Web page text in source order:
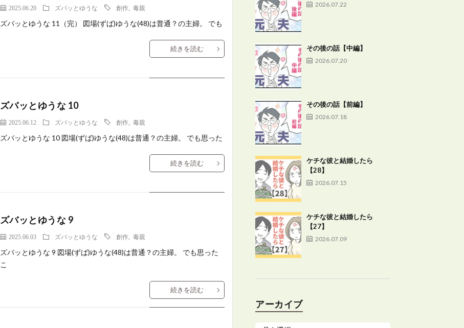
2025.06.20 ズバッとゆうな 創作, 毒親
ズバッとゆうな 11（完） 図場(ずば)ゆうな(48)は普通？の主婦。 でも
続きを読む
ズバッとゆうな 10
2025.06.12 ズバッとゆうな 創作, 毒親
ズバッとゆうな 10 図場(ずば)ゆうな(48)は普通？の主婦。 でも思った
続きを読む
ズバッとゆうな 9
2025.06.03 ズバッとゆうな 創作, 毒親
ズバッとゆうな 9 図場(ずば)ゆうな(48)は普通？の主婦。 でも思った
こ
続きを読む
2026.07.22
その後の話【中編】
2026.07.20
その後の話【前編】
2026.07.18
ケチな彼と結婚したら
【28】
2026.07.15
ケチな彼と結婚したら
【27】
2026.07.09
アーカイブ